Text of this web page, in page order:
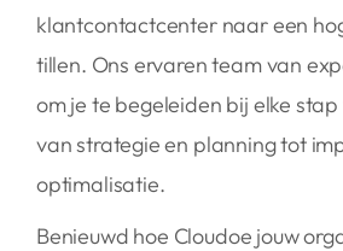
klantcontactcenter naar een
tillen. Ons ervaren team van
om je te begeleiden bij elke
van strategie en planning tot
optimalisatie.
Benieuwd hoe Cloudoe jouw